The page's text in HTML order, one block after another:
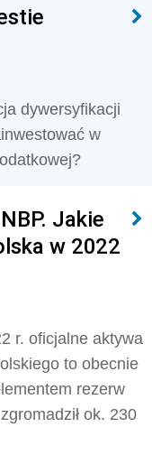
dywersyfikacji
w
Jakie
w 2022
r. oficjalne aktywa
to obecnie
rezerw
ok. 230